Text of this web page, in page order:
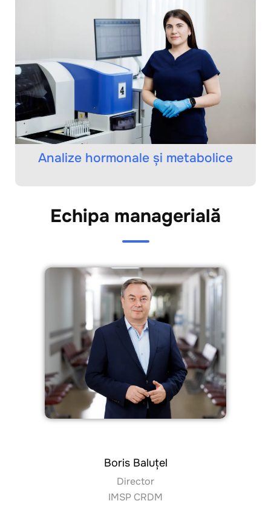
Analize hormonale și metabolice
Echipa managerială
Boris Baluțel
Director
IMSP CRDM